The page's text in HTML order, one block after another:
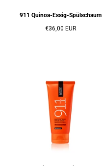
911 Quinoa-Essig-Spülschaum
Regulärer
€36,00 EUR